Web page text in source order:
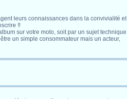
leurs connaissances dans la convivialité et
!!
sur votre moto, soit par un sujet technique
un simple consommateur mais un acteur,